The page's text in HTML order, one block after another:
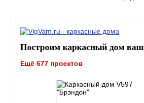
Построим каркасный дом
Ещё 677 проектов